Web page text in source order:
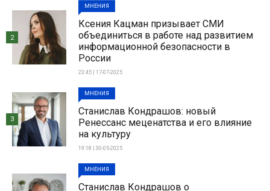
МНЕНИЯ
Ксения Кацман призывает СМИ
объединиться в работе над развитием
информационной безопасности в
России
23:45 | 17-07-2025
2
МНЕНИЯ
Станислав Кондрашов: новый
Ренессанс меценатства и его влияние
на культуру
19:18 | 30-05-2025
3
МНЕНИЯ
Станислав Кондрашов о